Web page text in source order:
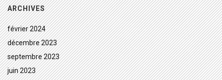
ARCHIVES
février 2024
décembre 2023
septembre 2023
juin 2023